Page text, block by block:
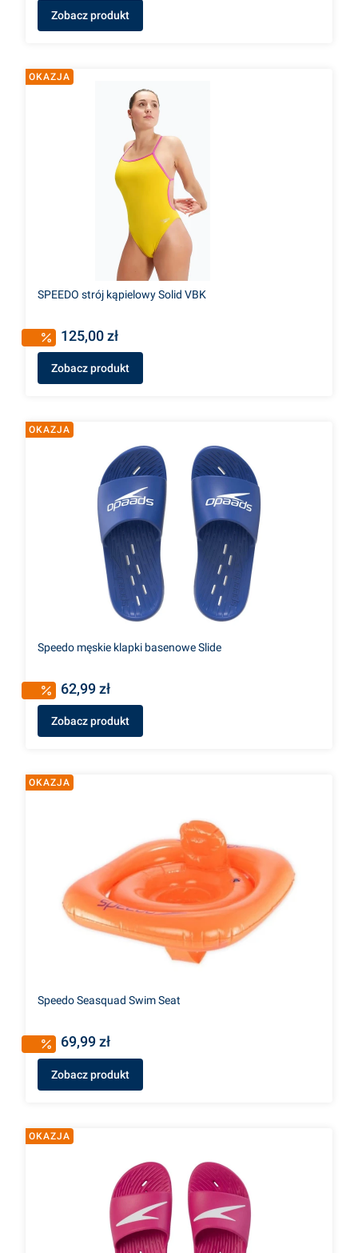
Zobacz produkt
OKAZJA
SPEEDO strój kąpielowy Solid VBK
125,00 zł
Zobacz produkt
OKAZJA
Speedo męskie klapki basenowe Slide
62,99 zł
Zobacz produkt
OKAZJA
Speedo Seasquad Swim Seat
69,99 zł
Zobacz produkt
OKAZJA